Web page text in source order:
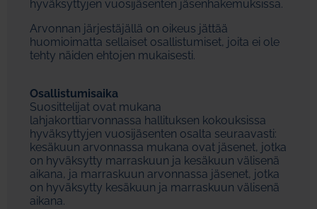
hyväksyttyjen vuosijäsenten jäsenhakemuksissa.
Arvonnan järjestäjällä on oikeus jättää
huomioimatta sellaiset osallistumiset, joita ei ole
tehty näiden ehtojen mukaisesti.
Osallistumisaika
Suosittelijat ovat mukana
lahjakorttiarvonnassa hallituksen kokouksissa
hyväksyttyjen vuosijäsenten osalta seuraavasti:
kesäkuun arvonnassa mukana ovat jäsenet, jotka
on hyväksytty marraskuun ja kesäkuun välisenä
aikana, ja marraskuun arvonnassa jäsenet, jotka
on hyväksytty kesäkuun ja marraskuun välisenä
aikana.